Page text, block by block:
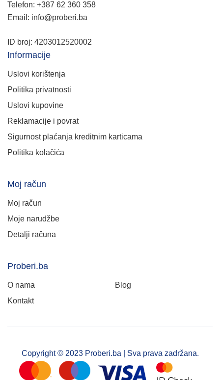
Telefon: +387 62 360 358
Email: info@proberi.ba
ID broj: 4203012520002
Informacije
Uslovi korištenja
Politika privatnosti
Uslovi kupovine
Reklamacije i povrat
Sigurnost plaćanja kreditnim karticama
Politika kolačića
Moj račun
Moj račun
Moje narudžbe
Detalji računa
Proberi.ba
O nama
Blog
Kontakt
Copyright © 2023 Proberi.ba | Sva prava zadržana.